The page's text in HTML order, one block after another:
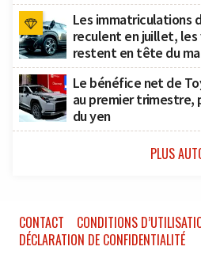
Les immatriculations
reculent en juillet,
restent en tête du
Le bénéfice net de
au premier trimestre,
du yen
PLUS
CONTACT
CONDITIONS
DÉCLARATION DE CONFIDENTIALITÉ